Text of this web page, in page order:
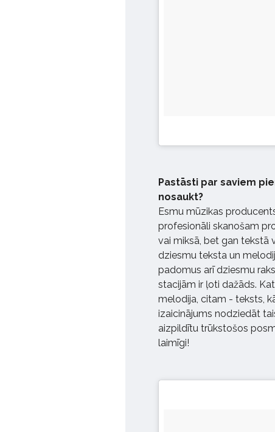
Pastāsti par saviem
nosaukt?
Esmu mūzikas
profesionāli skanošam
vai miksā, bet gan tekstā
dziesmu teksta un
padomus arī dziesmu
stacijām ir ļoti dažāds.
melodija, citam - teksts,
izaicinājums nodziedāt
aizpildītu trūkstošos
laimīgi!